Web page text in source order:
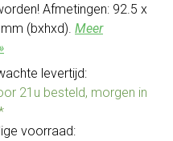
Afmetingen: 92.5 x
(bxhxd). Meer
levertijd:
21u besteld, morgen in
voorraad: